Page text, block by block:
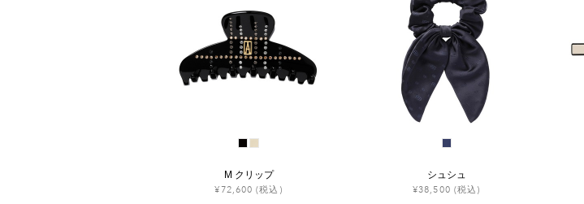
M クリップ
¥72,600 (税込)
シュシュ
¥38,500 (税込)